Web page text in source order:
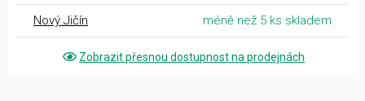
Nový Jičín méně než 5 ks skladem
Zobrazit přesnou dostupnost na prodejnách